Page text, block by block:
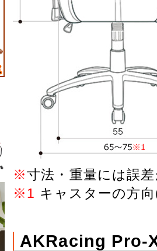
※寸法・重量には誤
※1 キャスターの方
AKRacing Pro-